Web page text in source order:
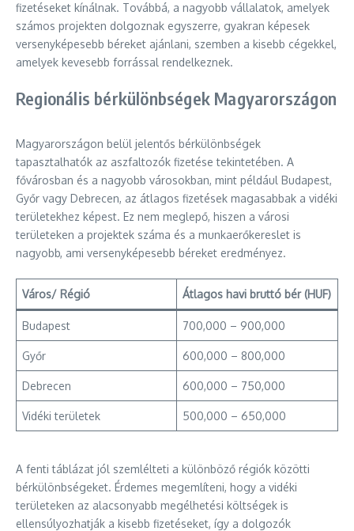
fizetéseket kínálnak. Továbbá, a nagyobb vállalatok, amelyek
számos projekten dolgoznak egyszerre, gyakran képesek
versenyképesebb béreket ajánlani, szemben a kisebb cégekkel,
amelyek kevesebb forrással rendelkeznek.
Regionális bérkülönbségek Magyarországon
Magyarországon belül jelentős bérkülönbségek
tapasztalhatók az aszfaltozók fizetése tekintetében. A
fővárosban és a nagyobb városokban, mint például Budapest,
Győr vagy Debrecen, az átlagos fizetések magasabbak a vidéki
területekhez képest. Ez nem meglepő, hiszen a városi
területeken a projektek száma és a munkaerőkereslet is
nagyobb, ami versenyképesebb béreket eredményez.
Város/ Régió Átlagos havi bruttó bér (HUF)
Budapest 700,000 – 900,000
Győr 600,000 – 800,000
Debrecen 600,000 – 750,000
Vidéki területek 500,000 – 650,000
A fenti táblázat jól szemlélteti a különböző régiók közötti
bérkülönbségeket. Érdemes megemlíteni, hogy a vidéki
területeken az alacsonyabb megélhetési költségek is
ellensúlyozhatják a kisebb fizetéseket, így a dolgozók